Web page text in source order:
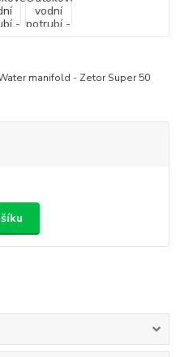
manifold - Zetor Super 50